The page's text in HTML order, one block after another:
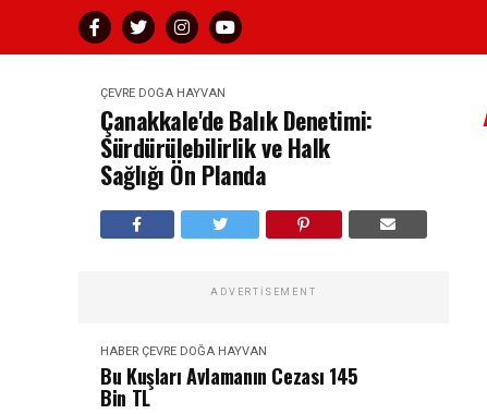
ÇEVRE DOĞA HAYVAN
Çanakkale'de Balık Denetimi:
Sürdürülebilirlik ve Halk
Sağlığı Ön Planda
ADVERTISEMENT
HABER ÇEVRE DOĞA HAYVAN
Bu Kuşları Avlamanın Cezası 145
Bin TL